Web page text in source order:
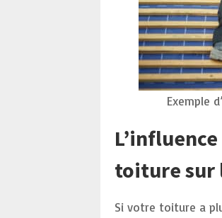
Exemple
toiture sur
Si votre toiture a